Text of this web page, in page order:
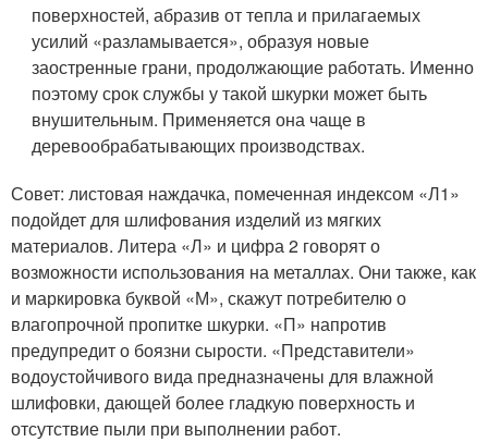
поверхностей, абразив от тепла и прилагаемых
усилий «разламывается», образуя новые
заостренные грани, продолжающие работать. Именно
поэтому срок службы у такой шкурки может быть
внушительным. Применяется она чаще в
деревообрабатывающих производствах.
Совет: листовая наждачка, помеченная индексом «Л1»
подойдет для шлифования изделий из мягких
материалов. Литера «Л» и цифра 2 говорят о
возможности использования на металлах. Они также, как
и маркировка буквой «М», скажут потребителю о
влагопрочной пропитке шкурки. «П» напротив
предупредит о боязни сырости. «Представители»
водоустойчивого вида предназначены для влажной
шлифовки, дающей более гладкую поверхность и
отсутствие пыли при выполнении работ.